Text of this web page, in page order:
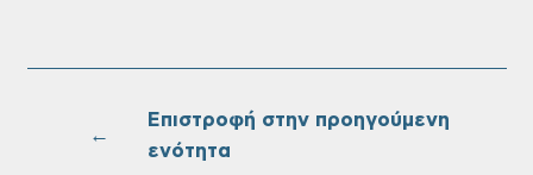
Τακτική συνεδρίαση Δημοτικής Επιτροπής
←
Επιστροφή στην προηγούμενη
ενότητα